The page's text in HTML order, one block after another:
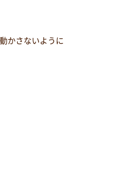
かさないように